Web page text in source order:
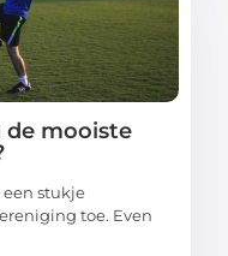
de mooiste
een stukje
toe. Even